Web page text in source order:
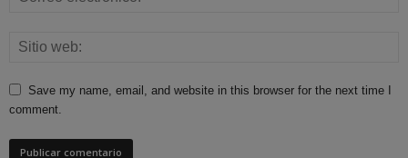
Save my name, email, and website in this browser for the next time I
comment.